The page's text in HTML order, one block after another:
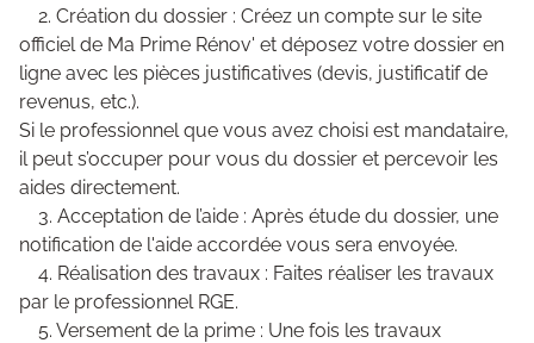
2. Création du dossier : Créez un compte sur le site
officiel de Ma Prime Rénov' et déposez votre dossier en
ligne avec les pièces justificatives (devis, justificatif de
revenus, etc.).
Si le professionnel que vous avez choisi est mandataire,
il peut s’occuper pour vous du dossier et percevoir les
aides directement.
3. Acceptation de l’aide : Après étude du dossier, une
notification de l'aide accordée vous sera envoyée.
4. Réalisation des travaux : Faites réaliser les travaux
par le professionnel RGE.
5. Versement de la prime : Une fois les travaux